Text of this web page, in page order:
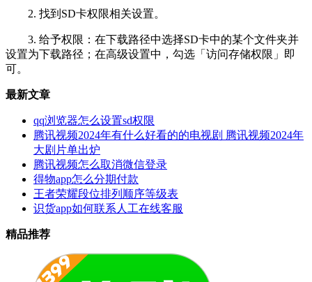
2. 找到SD卡权限相关设置。
3. 给予权限：在下载路径中选择SD卡中的某个文件夹并
设置为下载路径；在高级设置中，勾选「访问存储权限」即
可。
最新文章
qq浏览器怎么设置sd权限
腾讯视频2024年有什么好看的的电视剧 腾讯视频2024年
大剧片单出炉
腾讯视频怎么取消微信登录
得物app怎么分期付款
王者荣耀段位排列顺序等级表
识货app如何联系人工在线客服
精品推荐